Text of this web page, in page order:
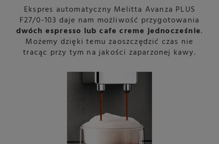
Ekspres automatyczny Melitta Avanza PLUS
F27/0-103 daje nam możliwość przygotowania
dwóch espresso lub cafe creme jednocześnie.
Możemy dzięki temu zaoszczędzić czas nie
tracąc przy tym na jakości zaparzonej kawy.